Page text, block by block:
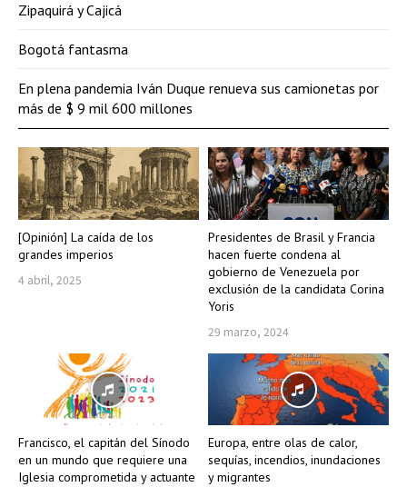
[Opinión] La caída de los
grandes imperios
4 abril, 2025
Presidentes de Brasil y Francia
hacen fuerte condena al
gobierno de Venezuela por
exclusión de la candidata Corina
Yoris
29 marzo, 2024
Francisco, el capitán del Sínodo
en un mundo que requiere una
Iglesia comprometida y actuante
Europa, entre olas de calor,
sequías, incendios, inundaciones
y migrantes
Zipaquirá y Cajicá
Bogotá fantasma
En plena pandemia Iván Duque renueva sus camionetas por
más de $ 9 mil 600 millones